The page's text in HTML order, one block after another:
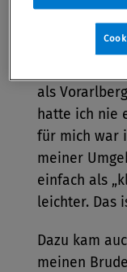
Ja, es hat
mich gerne
als
hatte ich nie
für mich war
meiner
einfach als
leichter. Das
Dazu kam
meinen